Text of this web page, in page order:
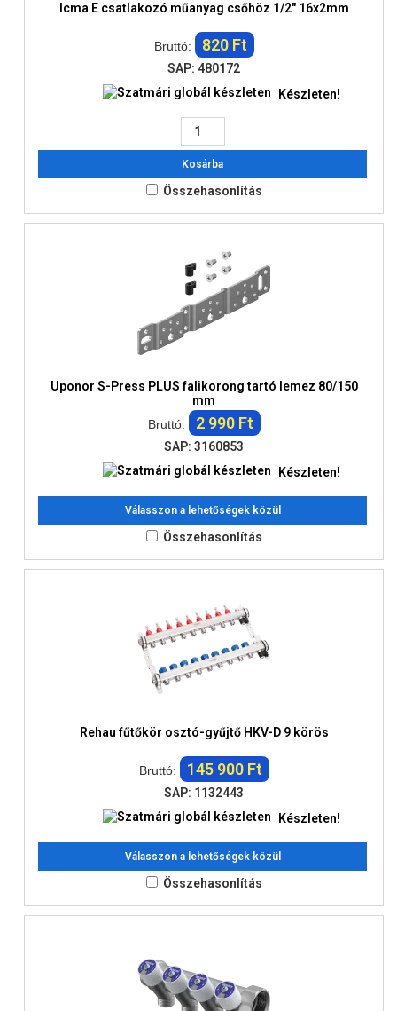
Icma E csatlakozó műanyag csőhöz 1/2" 16x2mm
Bruttó: 820 Ft
SAP: 480172
Készleten!
Kosárba
Összehasonlítás
Uponor S-Press PLUS falikorong tartó lemez 80/150
mm
Bruttó:
2 990 Ft
SAP: 3160853
Készleten!
Válasszon a lehetőségek közül
Összehasonlítás
Rehau fűtőkör osztó-gyűjtő HKV-D 9 körös
Bruttó: 145 900 Ft
SAP: 1132443
Készleten!
Válasszon a lehetőségek közül
Összehasonlítás